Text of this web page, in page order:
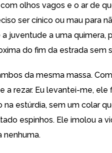
olhos vagos e o ar de
ser cínico ou mau para
juventude a uma quimera,
do fim da estrada sem
da mesma massa.
a rezar. Eu levantei-me,
na estúrdia, sem um colar
espinhos. Ele imolou a
nenhuma.